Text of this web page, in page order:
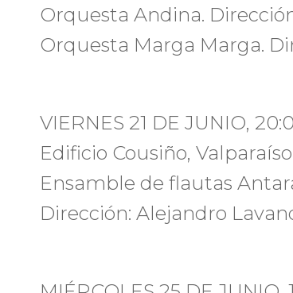
Orquesta Andina.
Orquesta Marga Marga.
VIERNES 21 DE JUNIO,
Edificio Cousiño,
Ensamble de flautas
Dirección: Alejandro